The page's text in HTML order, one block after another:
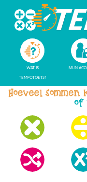
WAT IS
TEMPOTOETS?
MIJN
Hoeveel
of